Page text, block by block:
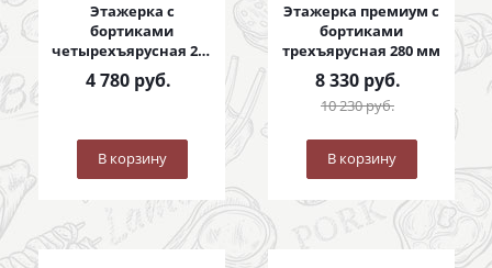
Этажерка с
бортиками
четырехъярусная 280
мм
4 780руб.
В корзину
Этажерка премиум с
бортиками
трехъярусная 280 мм
8 330руб.
10 230руб.
В корзину